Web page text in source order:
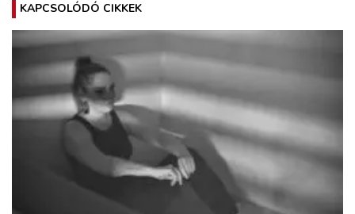
KAPCSOLÓDÓ CIKKEK